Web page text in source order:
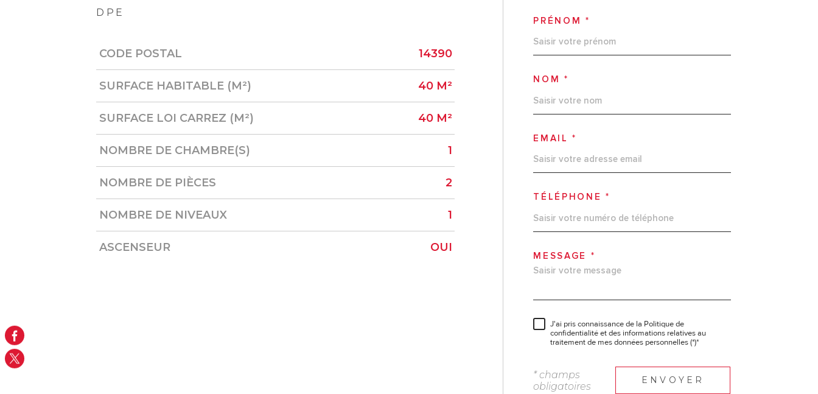
DPE
Caractérisque Valeurs
CODE POSTAL 14390
SURFACE HABITABLE (M²) 40 M²
SURFACE LOI CARREZ (M²) 40 M²
NOMBRE DE CHAMBRE(S) 1
NOMBRE DE PIÈCES 2
NOMBRE DE NIVEAUX 1
ASCENSEUR OUI
PRÉNOM *
NOM *
EMAIL *
TÉLÉPHONE *
MESSAGE *
J'ai pris connaissance de la Politique de
confidentialité et des informations relatives au
traitement de mes données personnelles (*)*
* champs
obligatoires
ENVOYER